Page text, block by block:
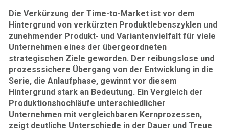
Die Verkürzung der Time-to-Market ist vor dem
Hintergrund von verkürzten Produktlebenszyklen und
zunehmender Produkt- und Variantenvielfalt für viele
Unternehmen eines der übergeordneten
strategischen Ziele geworden. Der reibungslose und
prozesssichere Übergang von der Entwicklung in die
Serie, die Anlaufphase, gewinnt vor diesem
Hintergrund stark an Bedeutung. Ein Vergleich der
Produktionshochläufe unterschiedlicher
Unternehmen mit vergleichbaren Kernprozessen,
zeigt deutliche Unterschiede in der Dauer und Treue